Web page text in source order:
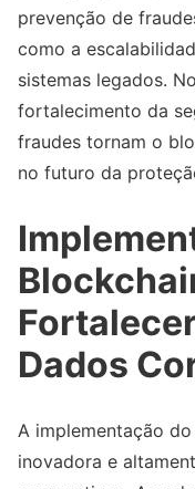
prevenção de
como a
sistemas legados.
fortalecimento da
fraudes tornam o
no futuro da
Dados
A implementação
inovadora e